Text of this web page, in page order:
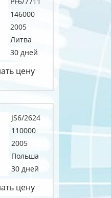
146000
2005
Литва
30 дней
цену
JS6/2624
110000
2005
Польша
30 дней
цену